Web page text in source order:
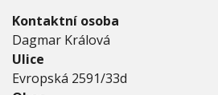
I
G
A
C
E
h
e
k
S
c
Kontaktní osoba
Dagmar Králová
Ulice
Evropská 2591/33d